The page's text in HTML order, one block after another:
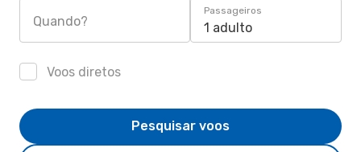
Quando?
Passageiros
1 adulto
Voos diretos
Pesquisar voos